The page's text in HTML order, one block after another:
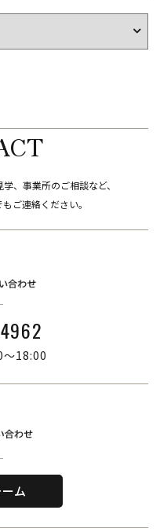
カンパニー
田神ノ木5-3
、事業所のご相談など、
ご連絡ください。
～18:00
ム